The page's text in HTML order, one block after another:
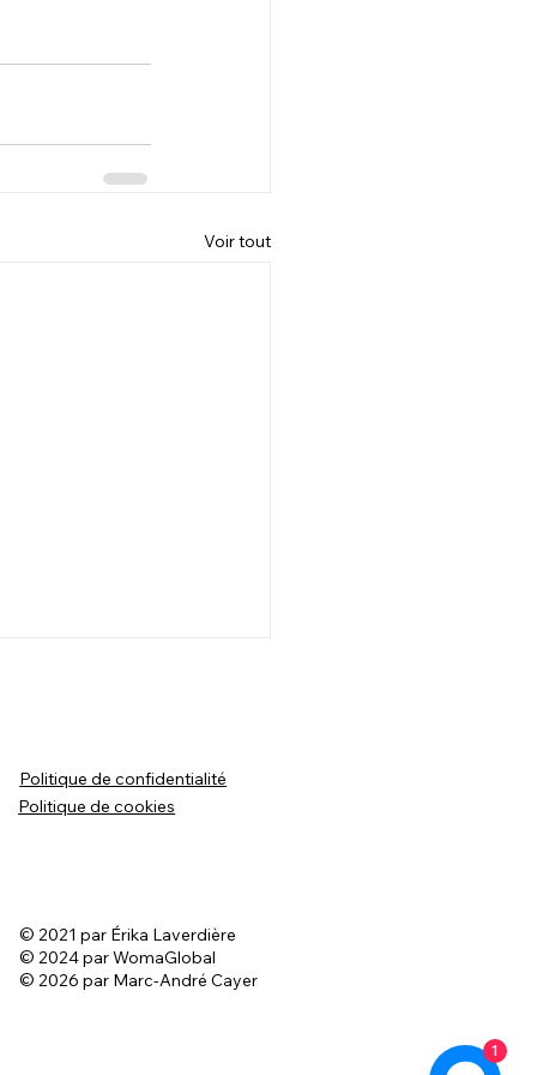
Voir tout
Politique de cookies
Politique de confidentialité
© 2021 par Érika Laverdière
© 2024 par WomaGlobal
© 2026 par Marc-André Cayer
1